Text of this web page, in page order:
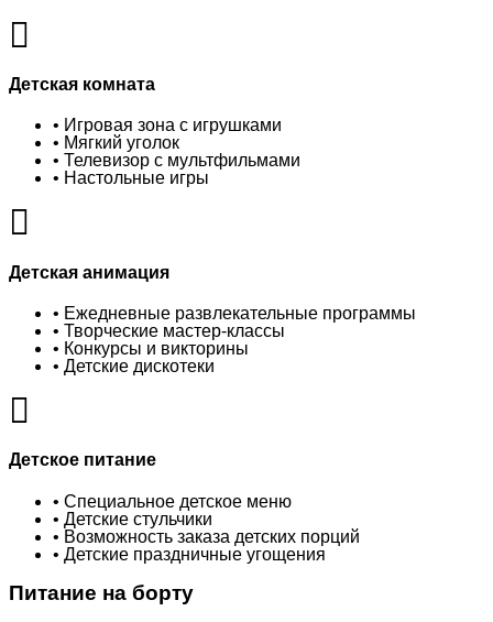
Детская комната
• Игровая зона с игрушками
• Мягкий уголок
• Телевизор с мультфильмами
• Настольные игры
Детская анимация
• Ежедневные развлекательные программы
• Творческие мастер-классы
• Конкурсы и викторины
• Детские дискотеки
Детское питание
• Специальное детское меню
• Детские стульчики
• Возможность заказа детских порций
• Детские праздничные угощения
Питание на борту